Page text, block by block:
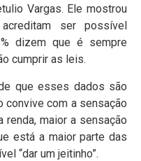
Vargas. Ele mostrou
ser possível
dizem que é sempre
cumprir as leis.
que esses dados são
com a sensação
renda, maior a sensação
está a maior parte das
“dar um jeitinho”.